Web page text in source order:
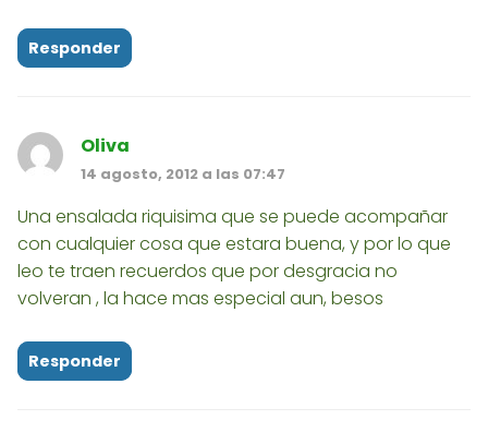
Responder
Oliva
14 agosto, 2012 a las 07:47
Una ensalada riquisima que se puede acompañar
con cualquier cosa que estara buena, y por lo que
leo te traen recuerdos que por desgracia no
volveran , la hace mas especial aun, besos
Responder